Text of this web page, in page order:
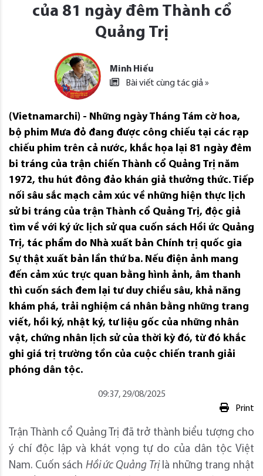
của 81 ngày đêm Thành cổ
Quảng Trị
Minh Hiếu
Bài viết cùng tác giả »
(Vietnamarchi) - Những ngày Tháng Tám cờ hoa,
bộ phim Mưa đỏ đang được công chiếu tại các rạp
chiếu phim trên cả nước, khắc họa lại 81 ngày đêm
bi tráng của trận chiến Thành cổ Quảng Trị năm
1972, thu hút đông đảo khán giả thưởng thức. Tiếp
nối sâu sắc mạch cảm xúc về những hiện thực lịch
sử bi tráng của trận Thành cổ Quảng Trị, độc giả
tìm về với ký ức lịch sử qua cuốn sách Hồi ức Quảng
Trị, tác phẩm do Nhà xuất bản Chính trị quốc gia
Sự thật xuất bản lần thứ ba. Nếu điện ảnh mang
đến cảm xúc trực quan bằng hình ảnh, âm thanh
thì cuốn sách đem lại tư duy chiều sâu, khả năng
khám phá, trải nghiệm cá nhân bằng những trang
viết, hồi ký, nhật ký, tư liệu gốc của những nhân
vật, chứng nhân lịch sử của thời kỳ đó, từ đó khắc
ghi giá trị trường tồn của cuộc chiến tranh giải
phóng dân tộc.
09:37, 29/08/2025
Print
Trận Thành cổ Quảng Trị đã trở thành biểu tượng cho
ý chí độc lập và khát vọng tự do của dân tộc Việt
Nam. Cuốn sách Hồi ức Quảng Trịlà những trang nhật